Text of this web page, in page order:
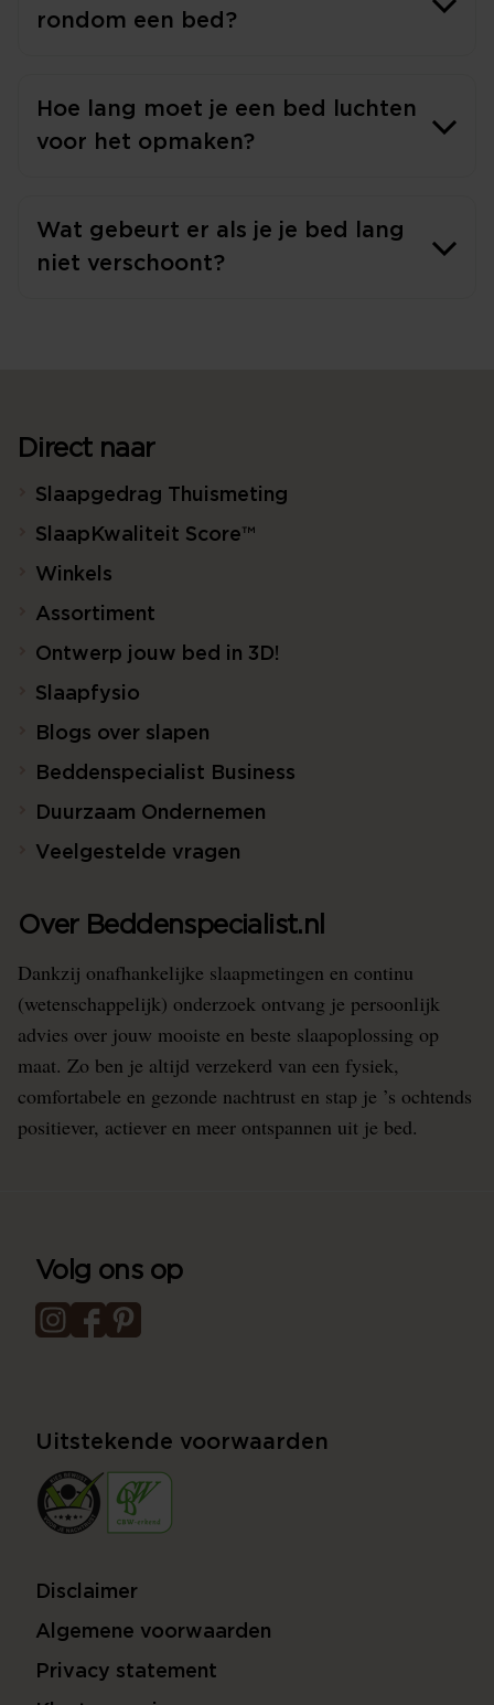
rondom een bed?
Hoe lang moet je een bed luchten
voor het opmaken?
Wat gebeurt er als je je bed lang
niet verschoont?
Direct naar
Slaapgedrag Thuismeting
SlaapKwaliteit Score™
Winkels
Assortiment
Ontwerp jouw bed in 3D!
Slaapfysio
Blogs over slapen
Beddenspecialist Business
Duurzaam Ondernemen
Veelgestelde vragen
Over Beddenspecialist.nl
Dankzij onafhankelijke slaapmetingen en continu
(wetenschappelijk) onderzoek ontvang je persoonlijk
advies over jouw mooiste en beste slaapoplossing op
maat. Zo ben je altijd verzekerd van een fysiek,
comfortabele en gezonde nachtrust en stap je ’s ochtends
positiever, actiever en meer ontspannen uit je bed.
Volg ons op
Uitstekende voorwaarden
Disclaimer
Algemene voorwaarden
Privacy statement